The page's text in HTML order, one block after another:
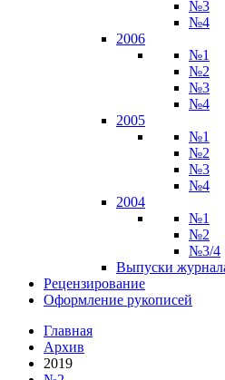
№3
№4
2006
№1
№2
№3
№4
2005
№1
№2
№3
№4
2004
№1
№2
№3/4
Выпуски
Рецензирование
Оформление рукописей
Главная
Архив
2019